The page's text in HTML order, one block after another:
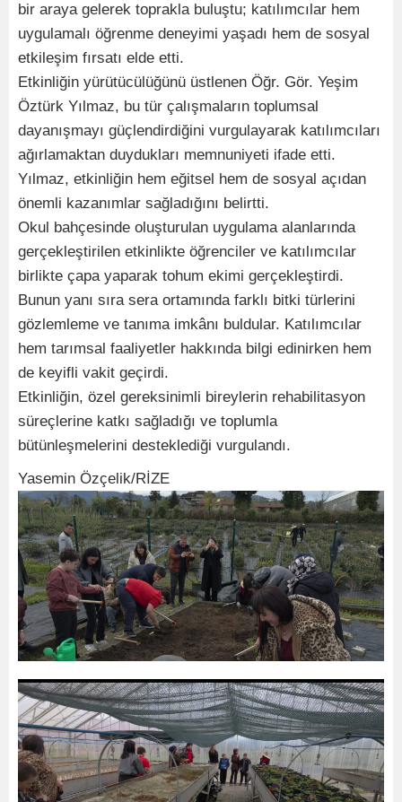
bir araya gelerek toprakla buluştu; katılımcılar hem
uygulamalı öğrenme deneyimi yaşadı hem de sosyal
etkileşim fırsatı elde etti.
Etkinliğin yürütücülüğünü üstlenen Öğr. Gör. Yeşim
Öztürk Yılmaz, bu tür çalışmaların toplumsal
dayanışmayı güçlendirdiğini vurgulayarak katılımcıları
ağırlamaktan duydukları memnuniyeti ifade etti.
Yılmaz, etkinliğin hem eğitsel hem de sosyal açıdan
önemli kazanımlar sağladığını belirtti.
Okul bahçesinde oluşturulan uygulama alanlarında
gerçekleştirilen etkinlikte öğrenciler ve katılımcılar
birlikte çapa yaparak tohum ekimi gerçekleştirdi.
Bunun yanı sıra sera ortamında farklı bitki türlerini
gözlemleme ve tanıma imkânı buldular. Katılımcılar
hem tarımsal faaliyetler hakkında bilgi edinirken hem
de keyifli vakit geçirdi.
Etkinliğin, özel gereksinimli bireylerin rehabilitasyon
süreçlerine katkı sağladığı ve toplumla
bütünleşmelerini desteklediği vurgulandı.
Yasemin Özçelik/RİZE